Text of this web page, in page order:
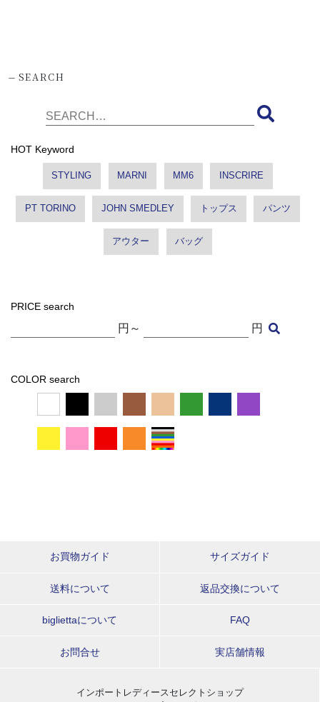
-SEARCH
HOT Keyword
STYLING MARNI MM6 INSCRIRE
PT TORINO JOHN SMEDLEY トップス パンツ
アウター バッグ
PRICE search
円～ 円
COLOR search
お買物ガイド サイズガイド
送料について 返品交換について
bigliettaについて FAQ
お問合せ 実店舗情報
インポートレディースセレクトショップ